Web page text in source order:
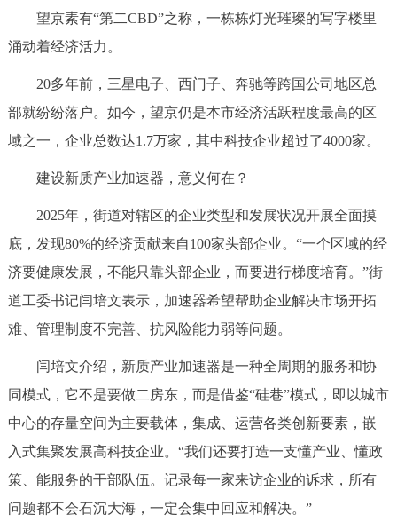
ENGLISH
DEUTSCH FRANÇAIS РУССКИЙ ЯЗЫК
ESPAÑOL العربية PORTUGUÊS
望京素有“第二CBD”之称，一栋栋灯光璀璨的写字楼里
涌动着经济活力。
20多年前，三星电子、西门子、奔驰等跨国公司地区总
部就纷纷落户。如今，望京仍是本市经济活跃程度最高的区
域之一，企业总数达1.7万家，其中科技企业超过了4000家。
建设新质产业加速器，意义何在？
2025年，街道对辖区的企业类型和发展状况开展全面摸
底，发现80%的经济贡献来自100家头部企业。“一个区域的经
济要健康发展，不能只靠头部企业，而要进行梯度培育。”街
道工委书记闫培文表示，加速器希望帮助企业解决市场开拓
难、管理制度不完善、抗风险能力弱等问题。
闫培文介绍，新质产业加速器是一种全周期的服务和协
同模式，它不是要做二房东，而是借鉴“硅巷”模式，即以城市
中心的存量空间为主要载体，集成、运营各类创新要素，嵌
入式集聚发展高科技企业。“我们还要打造一支懂产业、懂政
策、能服务的干部队伍。记录每一家来访企业的诉求，所有
问题都不会石沉大海，一定会集中回应和解决。”